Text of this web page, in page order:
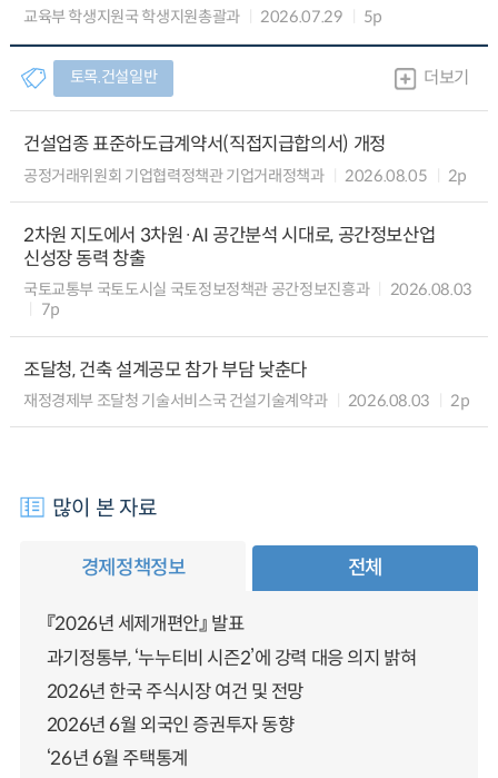
교육부 학생지원국 학생지원총괄과 2026.07.29 5p
토목.건설일반 더보기
건설업종 표준하도급계약서(직접지급합의서) 개정
공정거래위원회 기업협력정책관 기업거래정책과 2026.08.05 2p
2차원 지도에서 3차원·AI 공간분석 시대로, 공간정보산업
신성장 동력 창출
국토교통부 국토도시실 국토정보정책관 공간정보진흥과
2026.08.03
7p
조달청, 건축 설계공모 참가 부담 낮춘다
재정경제부 조달청 기술서비스국 건설기술계약과 2026.08.03 2p
많이 본 자료
경제정책정보 전체
『2026년 세제개편안』 발표
과기정통부, ‘누누티비 시즌2’에 강력 대응 의지 밝혀
2026년 한국 주식시장 여건 및 전망
2026년 6월 외국인 증권투자 동향
‘26년 6월 주택통계